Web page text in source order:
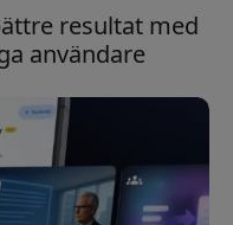
resultat med
användare